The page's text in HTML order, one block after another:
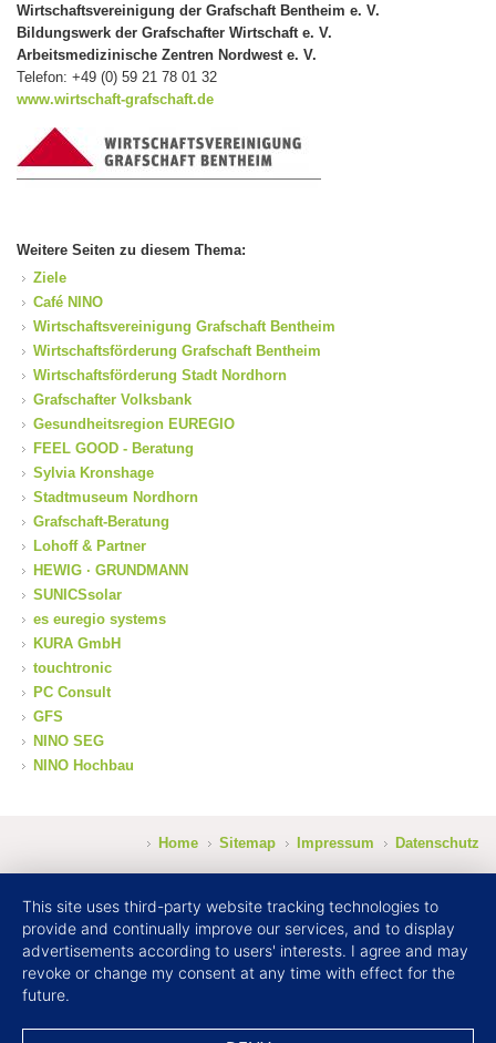
Wirtschaftsvereinigung der Grafschaft Bentheim e. V.
Bildungswerk der Grafschafter Wirtschaft e. V.
Arbeitsmedizinische Zentren Nordwest e. V.
Telefon: +49 (0) 59 21 78 01 32
www.wirtschaft-grafschaft.de
Weitere Seiten zu diesem Thema:
Ziele
Café NINO
Wirtschaftsvereinigung Grafschaft Bentheim
Wirtschaftsförderung Grafschaft Bentheim
Wirtschaftsförderung Stadt Nordhorn
Grafschafter Volksbank
Gesundheitsregion EUREGIO
FEEL GOOD - Beratung
Sylvia Kronshage
Stadtmuseum Nordhorn
Grafschaft-Beratung
Lohoff & Partner
HEWIG · GRUNDMANN
SUNICSsolar
es euregio systems
KURA GmbH
touchtronic
PC Consult
GFS
NINO SEG
NINO Hochbau
Home Sitemap Impressum Datenschutz
This site uses third-party website tracking technologies to
provide and continually improve our services, and to display
advertisements according to users' interests. I agree and may
revoke or change my consent at any time with effect for the
future.